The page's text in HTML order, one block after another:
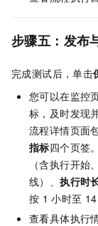
步骤五：发布
完成测试后，单击
您可以在监控
标，及时发现
流程详情页面
指标四个页签
（含执行开
线）、执行时
按 1 小时至 14
查看具体执行